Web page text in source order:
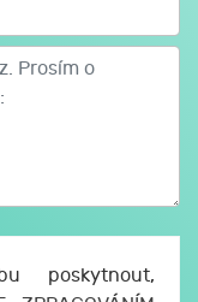
poskytnout,